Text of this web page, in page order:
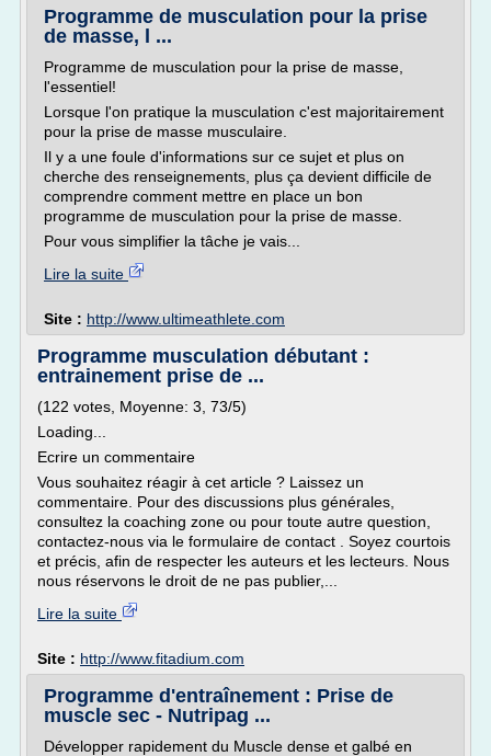
Programme de musculation pour la prise
de masse, l ...
Programme de musculation pour la prise de masse,
l'essentiel!
Lorsque l'on pratique la musculation c'est majoritairement
pour la prise de masse musculaire.
Il y a une foule d'informations sur ce sujet et plus on
cherche des renseignements, plus ça devient difficile de
comprendre comment mettre en place un bon
programme de musculation pour la prise de masse.
Pour vous simplifier la tâche je vais...
Lire la suite
Site : http://www.ultimeathlete.com
Programme musculation débutant :
entrainement prise de ...
(122 votes, Moyenne: 3, 73/5)
Loading...
Ecrire un commentaire
Vous souhaitez réagir à cet article ? Laissez un
commentaire. Pour des discussions plus générales,
consultez la coaching zone ou pour toute autre question,
contactez-nous via le formulaire de contact . Soyez courtois
et précis, afin de respecter les auteurs et les lecteurs. Nous
nous réservons le droit de ne pas publier,...
Lire la suite
Site : http://www.fitadium.com
Programme d'entraînement : Prise de
muscle sec - Nutripag ...
Développer rapidement du Muscle dense et galbé en